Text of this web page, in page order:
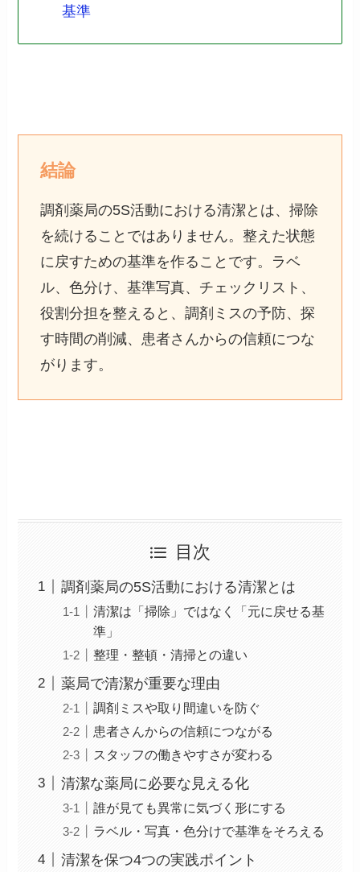
基準
結論
調剤薬局の5S活動における清潔とは、掃除
を続けることではありません。整えた状態
に戻すための基準を作ることです。ラベ
ル、色分け、基準写真、チェックリスト、
役割分担を整えると、調剤ミスの予防、探
す時間の削減、患者さんからの信頼につな
がります。
目次
調剤薬局の5S活動における清潔とは
清潔は「掃除」ではなく「元に戻せる基
準」
整理・整頓・清掃との違い
薬局で清潔が重要な理由
調剤ミスや取り間違いを防ぐ
患者さんからの信頼につながる
スタッフの働きやすさが変わる
清潔な薬局に必要な見える化
誰が見ても異常に気づく形にする
ラベル・写真・色分けで基準をそろえる
清潔を保つ4つの実践ポイント